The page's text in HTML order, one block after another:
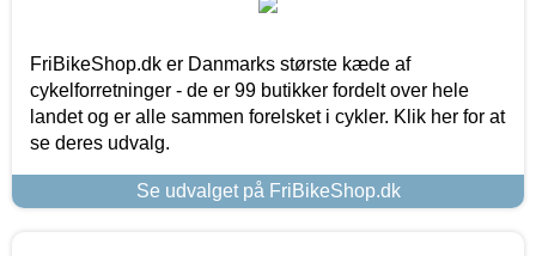
FriBikeShop.dk er Danmarks største kæde af
cykelforretninger - de er 99 butikker fordelt over hele
landet og er alle sammen forelsket i cykler. Klik her for at
se deres udvalg.
Se udvalget på FriBikeShop.dk